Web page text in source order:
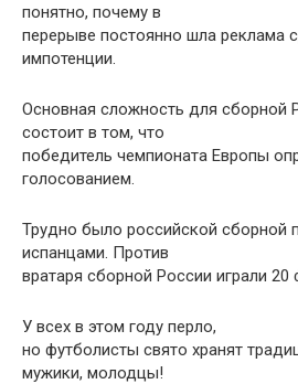
понятно, почему в
перерыве постоянно шла реклама
импотенции.
Основная сложность для сборной
состоит в том, что
победитель чемпионата Европы
голосованием.
Трудно было российской сборной
испанцами. Против
вратаря сборной России играли 20
У всех в этом году перло,
но футболисты свято хранят
мужики, молодцы!